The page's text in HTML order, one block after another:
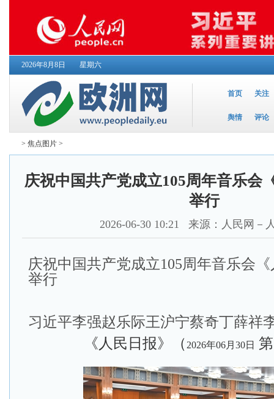
2026年8月8日 星期六
首页 关注
舆情 评论
> 焦点图片 >
庆祝中国共产党成立105周年音乐会
举行
2026-06-30 10:21 来源：人民网－
庆祝中国共产党成立105周年音乐会
举行
习近平李强赵乐际王沪宁蔡奇丁薛祥
《人民日报》（ 2026年06月30日